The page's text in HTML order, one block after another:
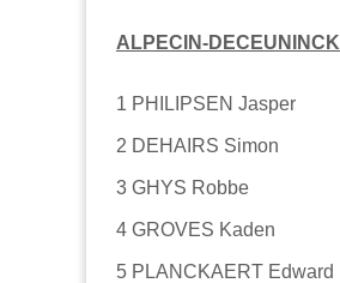
ALPECIN-DECEUNINCK
1 PHILIPSEN Jasper
2 DEHAIRS Simon
3 GHYS Robbe
4 GROVES Kaden
5 PLANCKAERT Edward